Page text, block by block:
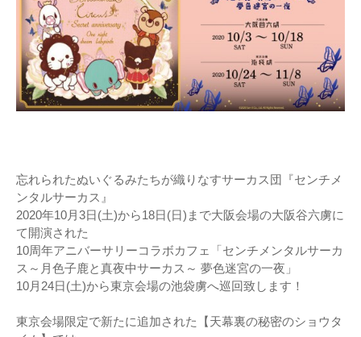
忘れられたぬいぐるみたちが織りなすサーカス団『センチメ
ンタルサーカス』
2020年10月3日(土)から18日(日)まで大阪会場の大阪谷六虜に
て開演された
10周年アニバーサリーコラボカフェ「センチメンタルサーカ
ス～月色子鹿と真夜中サーカス～ 夢色迷宮の一夜」
10月24日(土)から東京会場の池袋虜へ巡回致します！
東京会場限定で新たに追加された【天幕裏の秘密のショウタ